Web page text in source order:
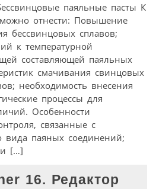
паяльные пасты К
отнести: Повышение
бессвинцовых сплавов;
к температурной
составляющей паяльных
смачивания свинцовых
необходимость внесения
процессы для
Особенности
связанные с
вида паяных соединений;
[…]
16. Редактор